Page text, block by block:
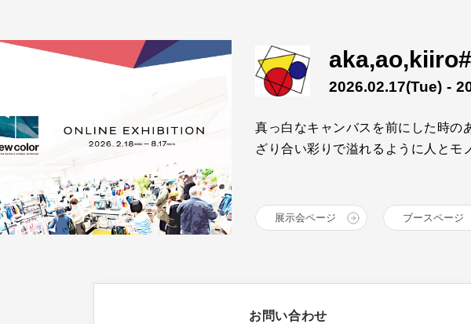
2026.02.17(Tue) -
真っ白なキャンバスを前にした時の
ざり合い彩りで溢れるように人とモ
展示会ページ ブースページ
お問い合わせ